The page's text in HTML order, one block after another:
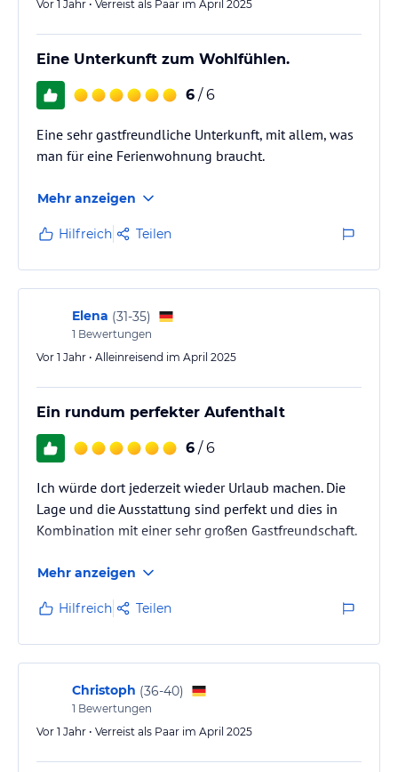
Vor 1 Jahr • Verreist als Paar im April 2025
Eine Unterkunft zum Wohlfühlen.
6 / 6
Eine sehr gastfreundliche Unterkunft, mit allem, was
man für eine Ferienwohnung braucht.
Mehr anzeigen
Hilfreich Teilen
Elena (31-35)
1 Bewertungen
Vor 1 Jahr • Alleinreisend im April 2025
Ein rundum perfekter Aufenthalt
6 / 6
Ich würde dort jederzeit wieder Urlaub machen. Die
Lage und die Ausstattung sind perfekt und dies in
Kombination mit einer sehr großen Gastfreundschaft.
Mehr anzeigen
Hilfreich Teilen
Christoph (36-40)
1 Bewertungen
Vor 1 Jahr • Verreist als Paar im April 2025